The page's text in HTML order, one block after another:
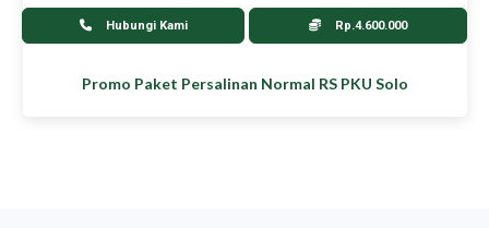
Hubungi Kami Rp.4.600.000
Promo Paket Persalinan Normal RS PKU Solo